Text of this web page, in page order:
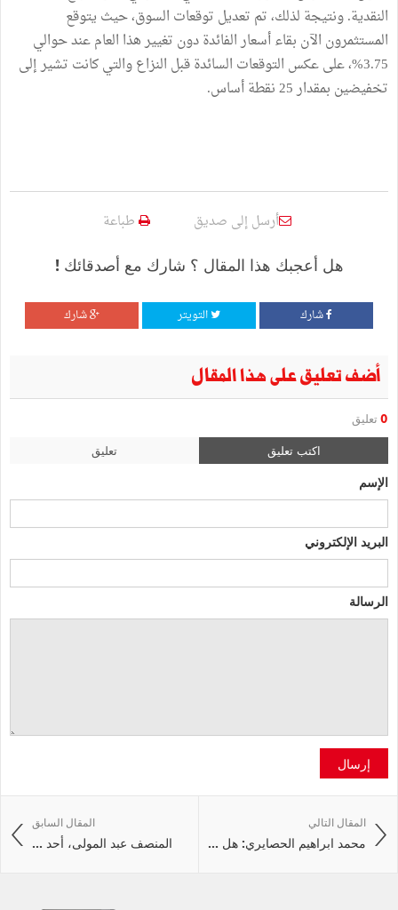
النقدية. ونتيجة لذلك، تم تعديل توقعات السوق، حيث يتوقع
المستثمرون الآن بقاء أسعار الفائدة دون تغيير هذا العام عند حوالي
3.75%، على عكس التوقعات السائدة قبل النزاع والتي كانت تشير إلى
تخفيضين بمقدار 25 نقطة أساس.
أرسل إلى صديق طباعة
هل أعجبك هذا المقال ؟ شارك مع أصدقائك !
شارك التويتر شارك
أضف تعليق على هذا المقال
0 تعليق
اكتب تعليق تعليق
الإسم
البريد الإلكتروني
الرسالة
إرسال
المقال السابق
المنصف عبد المولى، أحد ...
المقال التالي
محمد ابراهيم الحصايري: هل ...